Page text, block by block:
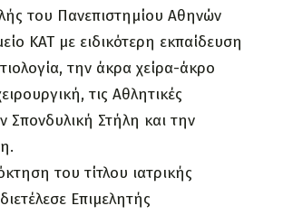
του Πανεπιστημίου Αθηνών
ΚΑΤ με ειδικότερη εκπαίδευση
την άκρα χείρα-άκρο
τις Αθλητικές
Σπονδυλική Στήλη και την
του τίτλου ιατρικής
Επιμελητής